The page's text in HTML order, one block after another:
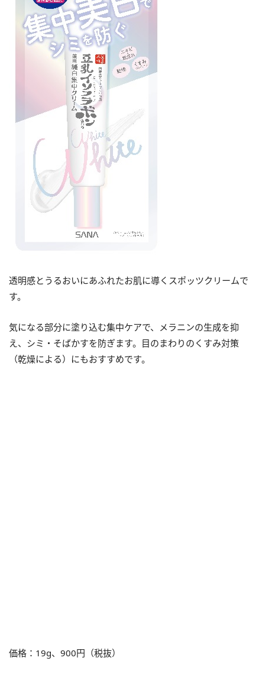
透明感とうるおいにあふれたお肌に導くスポッツクリームで
す。
気になる部分に塗り込む集中ケアで、メラニンの生成を抑
え、シミ・そばかすを防ぎます。目のまわりのくすみ対策
（乾燥による）にもおすすめです。
価格： 19g、900円（税抜）